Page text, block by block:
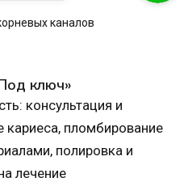
каналов
ключ»
консультация и
кариеса, пломбирование
полировка и
лечение